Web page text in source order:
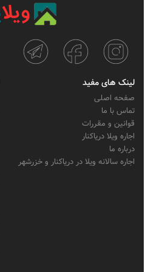
لینک های مفید
صفحه اصلی
تماس با ما
قوانین و مقررات
اجاره ویلا دریاکنار
درباره ما
اجاره سالانه ویلا در دریاکنار و خزرشهر